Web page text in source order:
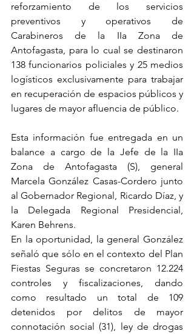
reforzamiento de los servicios
preventivos y operativos de
Carabineros de la IIa Zona de
Antofagasta, para lo cual se destinaron
138 funcionarios policiales y 25 medios
logísticos exclusivamente para trabajar
en recuperación de espacios públicos y
lugares de mayor afluencia de público.
Esta información fue entregada en un
balance a cargo de la Jefe de la IIa
Zona de Antofagasta (S), general
Marcela González Casas-Cordero junto
al Gobernador Regional, Ricardo Díaz, y
la Delegada Regional Presidencial,
Karen Behrens.
En la oportunidad, la general González
señaló que sólo en el contexto del Plan
Fiestas Seguras se concretaron 12.224
controles y fiscalizaciones, dando
como resultado un total de 109
detenidos por delitos de mayor
connotación social (31), ley de drogas